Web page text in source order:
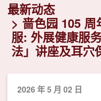
最新动态
啬色园 105 周
服: 外展健康服
法」讲座及耳穴
2026 年 5 月 02 日